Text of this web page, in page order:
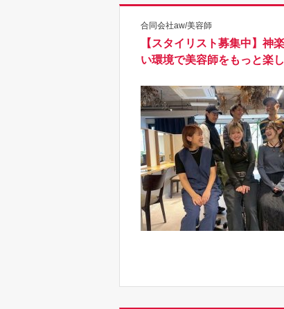
合同会社aw/美容師
【スタイリスト募集中】神
い環境で美容師をもっと楽